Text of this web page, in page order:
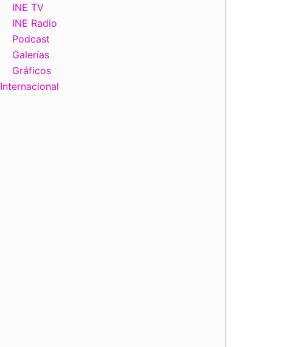
INE TV
INE Radio
Podcast
Galerías
Gráficos
Internacional